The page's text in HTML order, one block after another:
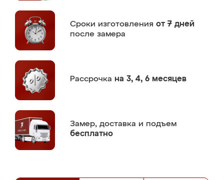
Сроки изготовления от 7 дней
после замера
Рассрочка на 3, 4, 6 месяцев
Замер, доставка и подъем
бесплатно